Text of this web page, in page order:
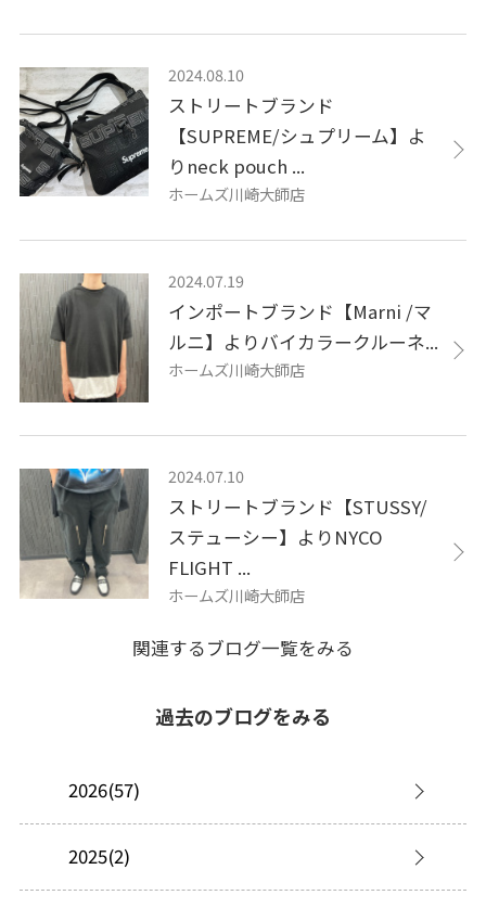
2024.08.10
ストリートブランド
【SUPREME/シュプリーム】よ
りneck pouch ...
ホームズ川崎大師店
2024.07.19
インポートブランド【Marni /マ
ルニ】よりバイカラークルーネ...
ホームズ川崎大師店
2024.07.10
ストリートブランド【STUSSY/
ステューシー】よりNYCO
FLIGHT ...
ホームズ川崎大師店
関連するブログ一覧をみる
過去のブログをみる
2026(57)
2025(2)